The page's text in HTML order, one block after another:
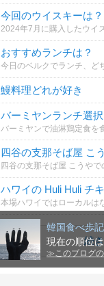
現在の順位は
≫ このブログ
今回のウイスキーは？
おすすめランチは？
今日のベルクでランチ、ど
鰻料理どれが好き
バーミヤンランチ選択
バーミヤンで油淋鶏定食を
ハワイの Huli Huli チ
続